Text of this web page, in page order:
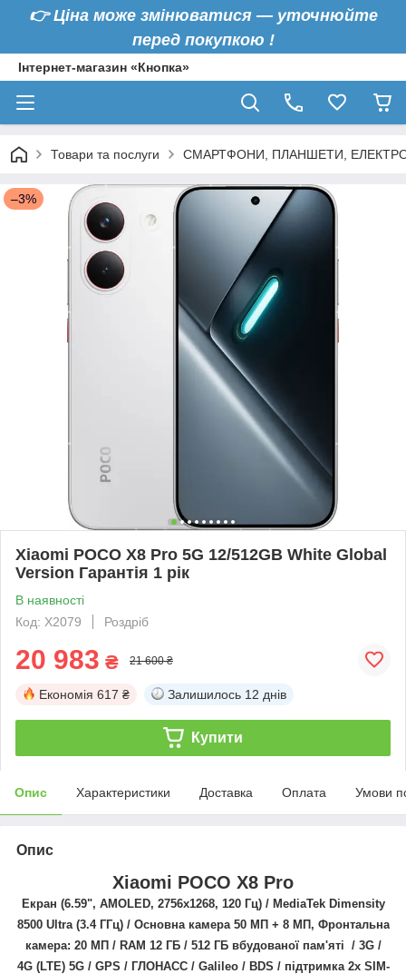
👉Ціна може змінюватися — уточнюйте
перед покупкою !
Інтернет-магазин «Кнопка»
Товари та послуги СМАРТФОНИ, ПЛАНШЕТИ,
–3%
Xiaomi POCO X8 Pro 5G 12/512GB White Global
Version Гарантія 1 рік
В наявності
Код: X2079
Роздріб
20 983 ₴ 21 600 ₴
Економія 617 ₴ Залишилось 12 днів
Купити
Опис Характеристики Доставка Оплата Умови
Опис
Xiaomi POCO X8 Pro
Екран (6.59", AMOLED, 2756x1268, 120 Гц) / MediaTek Dimensity
8500 Ultra(3.4 ГГц)/ Основна камера 50 МП + 8 МП , Фронтальна
камера: 20 МП / RAM 12 ГБ / 512 ГБ вбудованої пам'яті / 3G /
4G (LTE) 5G / GPS / ГЛОНАСС / Galileo / BDS / підтримка 2х SIM-